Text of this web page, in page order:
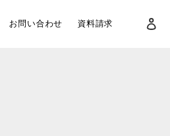
お問い合わせ 資料請求
検索